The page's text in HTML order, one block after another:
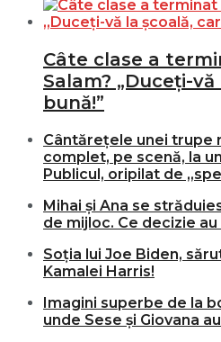
Câte clase a
Salam? „Duceți-
bună!”
Cântărețele unei trupe
complet, pe scenă, la
Publicul, oripilat de
Mihai și Ana se
de mijloc. Ce decizie au
Soția lui Joe Biden,
Kamalei Harris!
Imagini superbe de la
unde Sese și Giovana